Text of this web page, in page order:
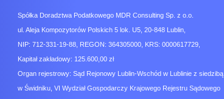
Spółka Doradztwa Podatkowego MDR Consulting Sp. z o.o.
ul. Aleja Kompozytorów Polskich 5 lok. U5, 20-848 Lublin,
NIP: 712-331-19-88, REGON: 364305000, KRS: 0000617729,
Kapitał zakładowy: 125.600,00 zł
Organ rejestrowy: Sąd Rejonowy Lublin-Wschód w Lublinie z siedzibą
w Świdniku, VI Wydział Gospodarczy Krajowego Rejestru Sądowego